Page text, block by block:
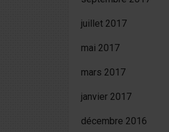
juillet 2017
mai 2017
mars 2017
janvier 2017
décembre 2016